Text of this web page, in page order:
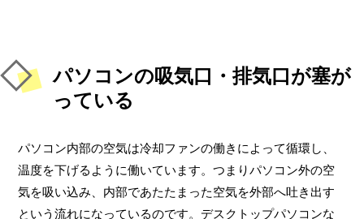
パソコンの吸気口・排気口が塞が
っている
パソコン内部の空気は冷却ファンの働きによって循環し、
温度を下げるように働いています。つまりパソコン外の空
気を吸い込み、内部であたたまった空気を外部へ吐き出す
という流れになっているのです。デスクトップパソコンな